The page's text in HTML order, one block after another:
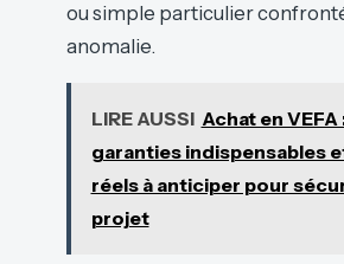
ou simple particulier
anomalie.
LIRE AUSSI Achat en VEFA
garanties indispensables
réels à anticiper pour
projet